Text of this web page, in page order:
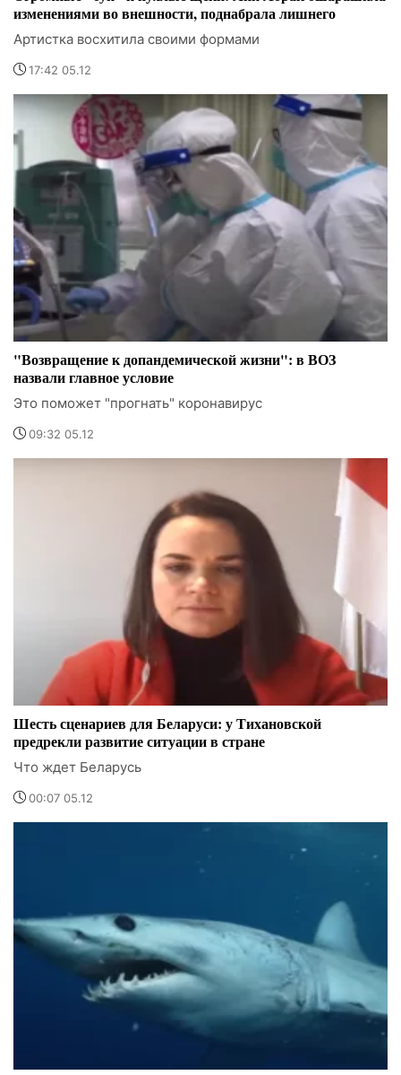
изменениями во внешности, поднабрала лишнего
Артистка восхитила своими формами
17:42 05.12
"Возвращение к допандемической жизни": в ВОЗ
назвали главное условие
Это поможет "прогнать" коронавирус
09:32 05.12
Шесть сценариев для Беларуси: у Тихановской
предрекли развитие ситуации в стране
Что ждет Беларусь
00:07 05.12